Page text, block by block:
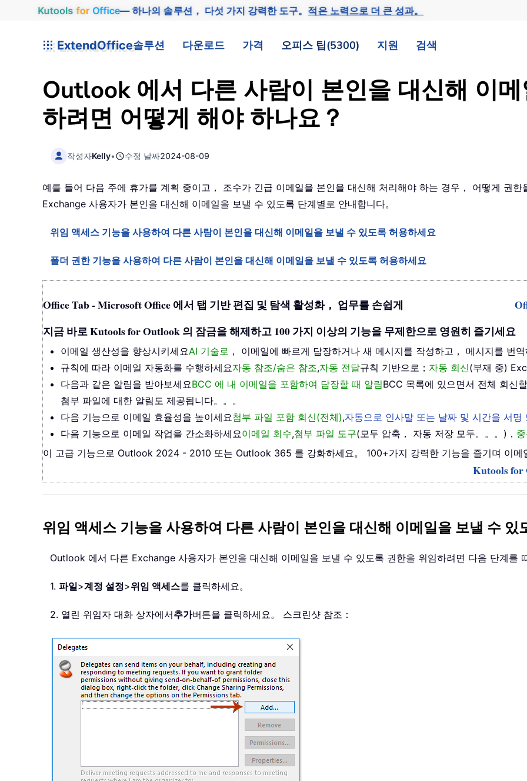
Kutools for Office— 하나의 솔루션， 다섯 가지 강력한 도구。 적은 노력으로 더 큰 성과。
ExtendOffice솔루션 다운로드 가격 오피스 팁(5300) 지원 검색
Outlook 에서 다른 사람이 본인을 대신해 이
하려면 어떻게 해야 하나요？
작성자Kelly• 수정 날짜2024-08-09
예를 들어 다음 주에 휴가를 계획 중이고， 조수가 긴급 이메일을 본인을 대신해 처리해야 하는 경우， 어떻게 권
Exchange 사용자가 본인을 대신해 이메일을 보낼 수 있도록 단계별로 안내합니다。
위임 액세스 기능을 사용하여 다른 사람이 본인을 대신해 이메일을 보낼 수 있도록 허용하세요
폴더 권한 기능을 사용하여 다른 사람이 본인을 대신해 이메일을 보낼 수 있도록 허용하세요
Office Tab - Microsoft Office 에서 탭 기반 편집 및 탐색 활성화， 업무를 손쉽게
지금 바로 Kutools for Outlook 의 잠금을 해제하고 100 가지 이상의 기능을 무제한으로 영원히 즐기세요
이메일 생산성을 향상시키세요AI 기술로 ， 이메일에 빠르게 답장하거나 새 메시지를 작성하고， 메시지를 번
규칙에 따라 이메일 자동화를 수행하세요자동 참조/숨은 참조,자동 전달규칙 기반으로； 자동 회신(부재 중)
다음과 같은 알림을 받아보세요BCC 에 내 이메일을 포함하여 답장할 때 알림BCC 목록에 있으면서 전체 회신
첨부 파일에 대한 알림도 제공됩니다。。。
다음 기능으로 이메일 효율성을 높이세요첨부 파일 포함 회신(전체),자동으로 인사말 또는 날짜 및 시간을 서명
다음 기능으로 이메일 작업을 간소화하세요이메일 회수,첨부 파일 도구(모두 압축， 자동 저장 모두。。。)，
이 고급 기능으로 Outlook 2024 - 2010 또는 Outlook 365 를 강화하세요。 100+가지 강력한 기능을 즐기며 이메
Kutools for
위임 액세스 기능을 사용하여 다른 사람이 본인을 대신해 이메일을 보낼 수 있
Outlook 에서 다른 Exchange 사용자가 본인을 대신해 이메일을 보낼 수 있도록 권한을 위임하려면 다음 단계를
1. 파일>계정 설정>위임 액세스를 클릭하세요。
2. 열린 위임자 대화 상자에서추가버튼을 클릭하세요。 스크린샷 참조：